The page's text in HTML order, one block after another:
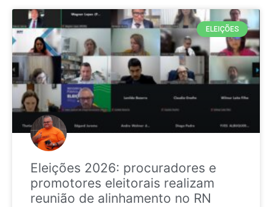
ELEIÇÕES
Eleições 2026: procuradores e
promotores eleitorais realizam
reunião de alinhamento no RN